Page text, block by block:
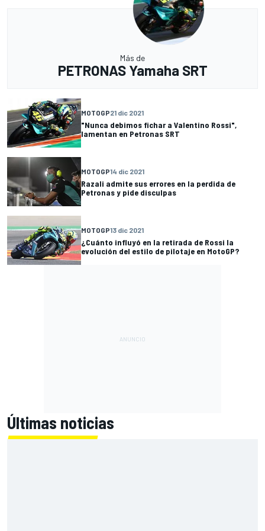
Más de
PETRONAS Yamaha SRT
MOTOGP21 dic 2021
"Nunca debimos fichar a Valentino Rossi",
lamentan en Petronas SRT
MOTOGP14 dic 2021
Razali admite sus errores en la perdida de
Petronas y pide disculpas
MOTOGP13 dic 2021
¿Cuánto influyó en la retirada de Rossi la
evolución del estilo de pilotaje en MotoGP?
Últimas noticias